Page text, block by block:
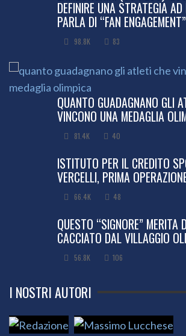
DEFINIRE UNA STRATEGIA
PARLA DI “FAN ENGAGEMENT”
98.8K 83
QUANTO GUADAGNANO GLI
VINCONO UNA MEDAGLIA
81.4K 40
ISTITUTO PER IL CREDITO
VERCELLI, PRIMA
66.4K 48
QUESTO “SIGNORE” MERITA
CACCIATO DAL VILLAGGIO
56.8K 106
I NOSTRI AUTORI